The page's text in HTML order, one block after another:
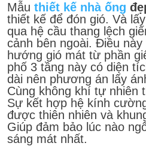
Mẫu thiết kế nhà ống
thiết kế để đón gió. Và
qua hệ cầu thang lệch
cảnh bên ngoài. Điều
hướng gió mát từ phần
phố 3 tầng này có diện
dài nên phương án lấy
Cùng không khí tự nhiên
Sự kết hợp hệ kính
được thiên nhiên và
Giúp đảm bảo lúc nào
sáng mát nhất.